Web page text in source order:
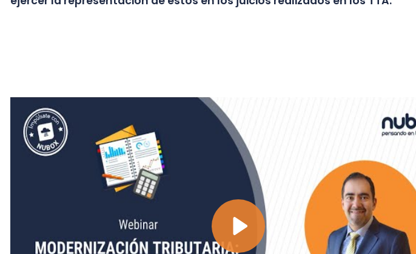
¿Cuáles fueron las razones para su creación?